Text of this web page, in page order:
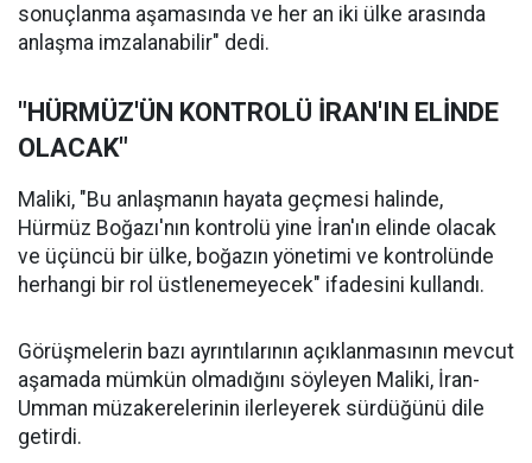
sonuçlanma aşamasında ve her an iki ülke arasında
anlaşma imzalanabilir" dedi.
"HÜRMÜZ'ÜN KONTROLÜ İRAN'IN ELİNDE
OLACAK"
Maliki, "Bu anlaşmanın hayata geçmesi halinde,
Hürmüz Boğazı'nın kontrolü yine İran'ın elinde olacak
ve üçüncü bir ülke, boğazın yönetimi ve kontrolünde
herhangi bir rol üstlenemeyecek" ifadesini kullandı.
Görüşmelerin bazı ayrıntılarının açıklanmasının mevcut
aşamada mümkün olmadığını söyleyen Maliki, İran-
Umman müzakerelerinin ilerleyerek sürdüğünü dile
getirdi.